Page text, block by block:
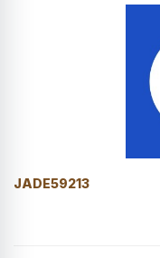
JADE59213